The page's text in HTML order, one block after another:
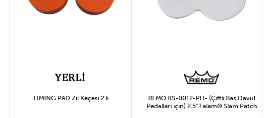
TIMING PAD Zil Keçesi 2 li
REMO KS-0012-PH- (Çiftli Bas Davul
Pedalları için) 2.5" Falam® Slam Patch